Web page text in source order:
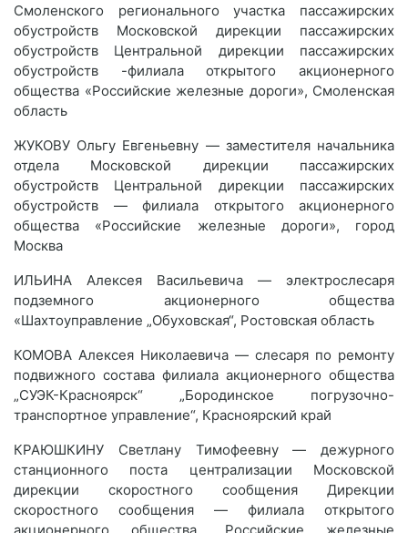
Смоленского регионального участка пассажирских
обустройств Московской дирекции пассажирских
обустройств Центральной дирекции пассажирских
обустройств -филиала открытого акционерного
общества «Российские железные дороги», Смоленская
область
ЖУКОВУ Ольгу Евгеньевну — заместителя начальника
отдела Московской дирекции пассажирских
обустройств Центральной дирекции пассажирских
обустройств — филиала открытого акционерного
общества «Российские железные дороги», город
Москва
ИЛЬИНА Алексея Васильевича — электрослесаря
подземного акционерного общества
«Шахтоуправление „Обуховская“, Ростовская область
КОМОВА Алексея Николаевича — слесаря по ремонту
подвижного состава филиала акционерного общества
„СУЭК-Красноярск“ „Бородинское погрузочно-
транспортное управление“, Красноярский край
КРАЮШКИНУ Светлану Тимофеевну — дежурного
станционного поста централизации Московской
дирекции скоростного сообщения Дирекции
скоростного сообщения — филиала открытого